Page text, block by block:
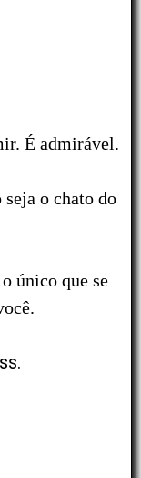
É admirável.
seja o chato do
único que se